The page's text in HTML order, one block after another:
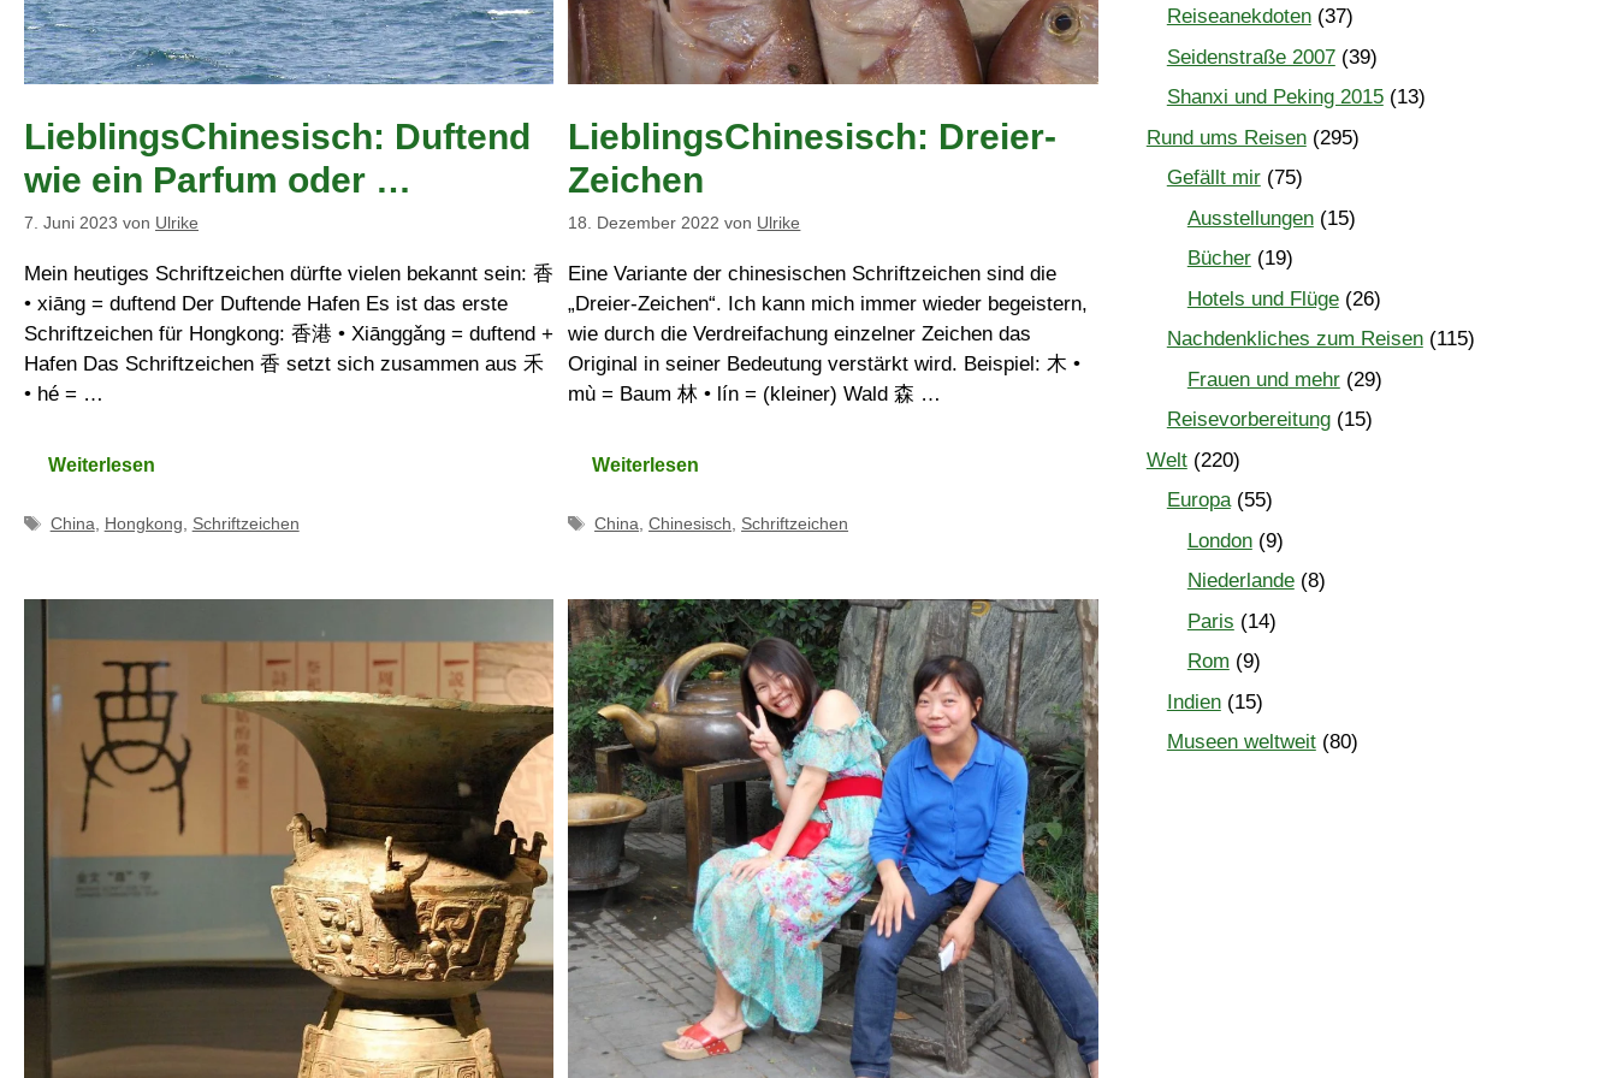
LieblingsChinesisch: Duftend
wie ein Parfum oder …
7. Juni 2023 von Ulrike
Mein heutiges Schriftzeichen dürfte vielen bekannt sein: 香
• xiāng = duftend Der Duftende Hafen Es ist das erste
Schriftzeichen für Hongkong: 香港 • Xiānggǎng = duftend +
Hafen Das Schriftzeichen 香 setzt sich zusammen aus 禾
• hé = …
Weiterlesen
Schlagwörter
China Hongkong Schriftzeichen
LieblingsChinesisch: Dreier-
Zeichen
18. Dezember 2022 von Ulrike
Eine Variante der chinesischen Schriftzeichen sind die
„Dreier-Zeichen“. Ich kann mich immer wieder begeistern,
wie durch die Verdreifachung einzelner Zeichen das
Original in seiner Bedeutung verstärkt wird. Beispiel: 木 •
mù = Baum 林 • lín = (kleiner) Wald 森 …
Weiterlesen
Schlagwörter
China ,Chinesisch Schriftzeichen
Reiseanekdoten(37)
Seidenstraße 2007(39)
Shanxi und Peking 2015(13)
Rund ums Reisen(295)
Gefällt mir(75)
Ausstellungen(15)
Bücher(19)
Hotels und Flüge(26)
Nachdenkliches zum Reisen(115)
Frauen und mehr(29)
Reisevorbereitung(15)
Welt(220)
Europa(55)
London(9)
Niederlande(8)
Paris (14)
Rom (9)
Indien(15)
Museen weltweit(80)